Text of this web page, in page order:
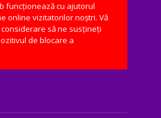
funcționează cu ajutorul
online vizitatorilor noștri. Vă
să ne susțineți
de blocare a